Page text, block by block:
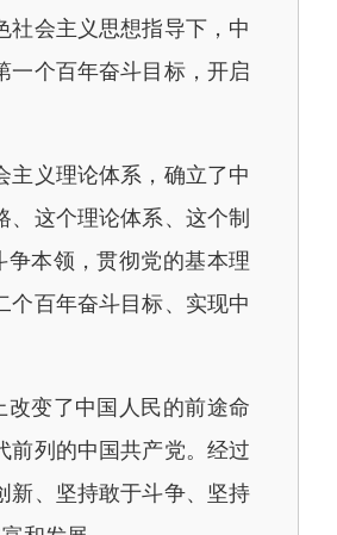
会主义思想指导下，中
一个百年奋斗目标，开启
义理论体系，确立了中
、这个理论体系、这个制
本领，贯彻党的基本理
百年奋斗目标、实现中
变了中国人民的前途命
前列的中国共产党。经过
新、坚持敢于斗争、坚持